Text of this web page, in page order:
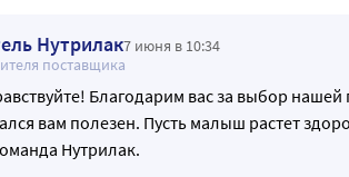
Нутрилак7 июня в 10:34
поставщика
Благодарим вас за выбор
вам полезен. Пусть малыш растет
Нутрилак.